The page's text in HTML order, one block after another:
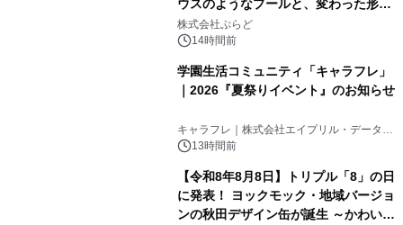
ウスのようなプールと、変わった形の
サウナも 「THE BOXY AWAJI」のお
得な素泊まり連泊プランで
株式会社ぷらど
14時間前
学園生活コミュニティ「キャラフレ」
｜2026『夏祭りイベント』のお知らせ
キャラフレ｜株式会社エイプリル・データ・
デザインズ
13時間前
【令和8年8月8日】トリプル「8」の日
に発表！ ヨックモック・地域バージョ
ンの秋田デザイン缶が誕生 ～かわいい